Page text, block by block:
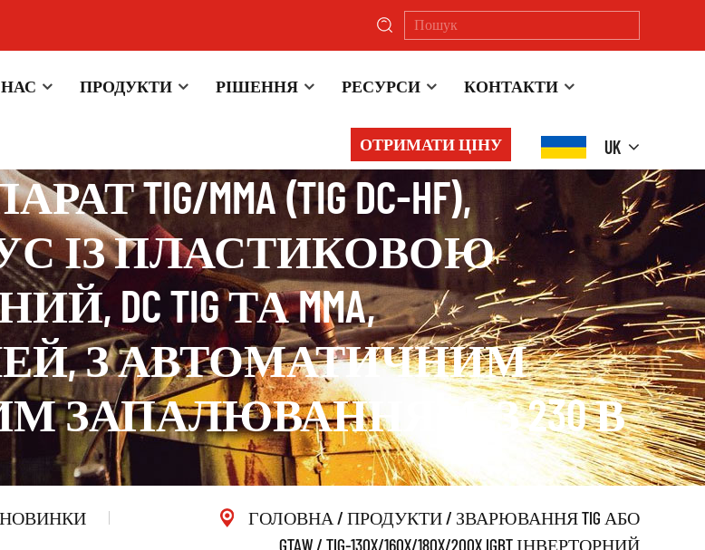
ПРОДУКТИ РІШЕННЯ РЕСУРСИ КОНТАКТИ
ОТРИМАТИ ЦІНУ UK
IGBT ІНВЕРТОРНИЙ
MMA (TIG DC-HF),
ІЗ ПЛАСТИКОВОЮ
TIG ТА MMA,
З АВТОМАТИЧНИМ
ЗАПАЛЮВАННЯМ, З 230 В
НОВИНКИ ГОЛОВНА / ПРОДУКТИ/ ЗВАРЮВАННЯ TIG АБО
GTAW/ TIG-130X/160X/180X/200X IGBT ІНВЕРТОРНИЙ